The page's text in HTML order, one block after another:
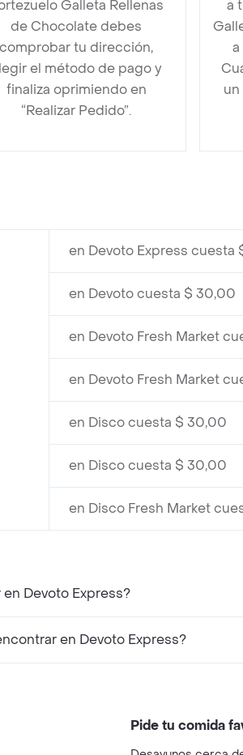
Galleta Rellenas
de Chocolate debes
comprobar tu dirección,
el método de pago y
finaliza oprimiendo en
“Realizar Pedido”.
a
un
en Devoto Express cuesta
en Devoto cuesta $ 30,00
en Devoto Fresh Market
en Devoto Fresh Market
en Disco cuesta $ 30,00
en Disco cuesta $ 30,00
en Disco Fresh Market
Devoto Express?
en Devoto Express?
Pide tu comida